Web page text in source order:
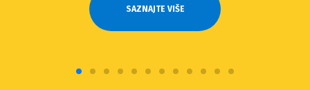
SAZNAJTE VIŠE